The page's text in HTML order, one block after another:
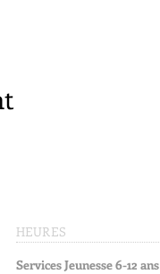
HEURES
Services Jeunesse 6-12 ans